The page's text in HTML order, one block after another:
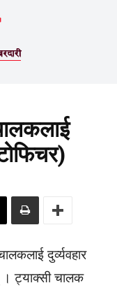
दुर्व्यवहार
। ट्याक्सी चालक